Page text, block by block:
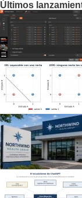
Últimos